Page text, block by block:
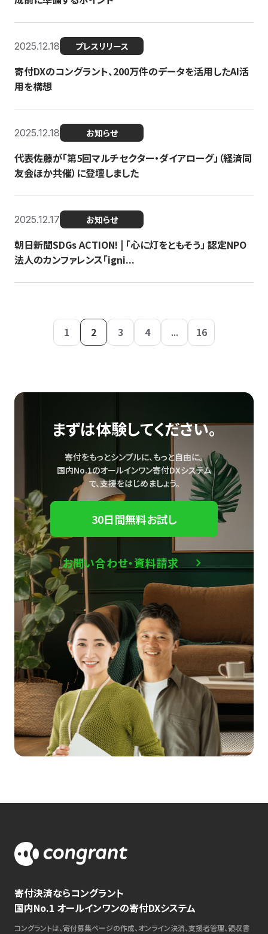
2025.12.18 プレスリリース
寄付DXのコングラント、200万件のデータを活用したAI活
用を構想
2025.12.18 お知らせ
代表佐藤が「第5回マルチセクター・ダイアローグ」（経済同
友会ほか共催）に登壇しました
2025.12.17 お知らせ
朝日新聞SDGs ACTION! | 「心に灯をともそう」 認定NPO
法人のカンファレンス「igni...
1 2 3 4 ... 16
まずは体験してください。
寄付をもっとシンプルに、もっと自由に。
国内No.1のオールインワン寄付DXシステム
で、支援をはじめましょう。
30日間無料お試し
お問い合わせ・資料請求
寄付決済ならコングラント
国内No.1 オールインワンの寄付DXシステム
コングラントは、寄付募集ページの作成、オンライン決済、支援者管理、領収書